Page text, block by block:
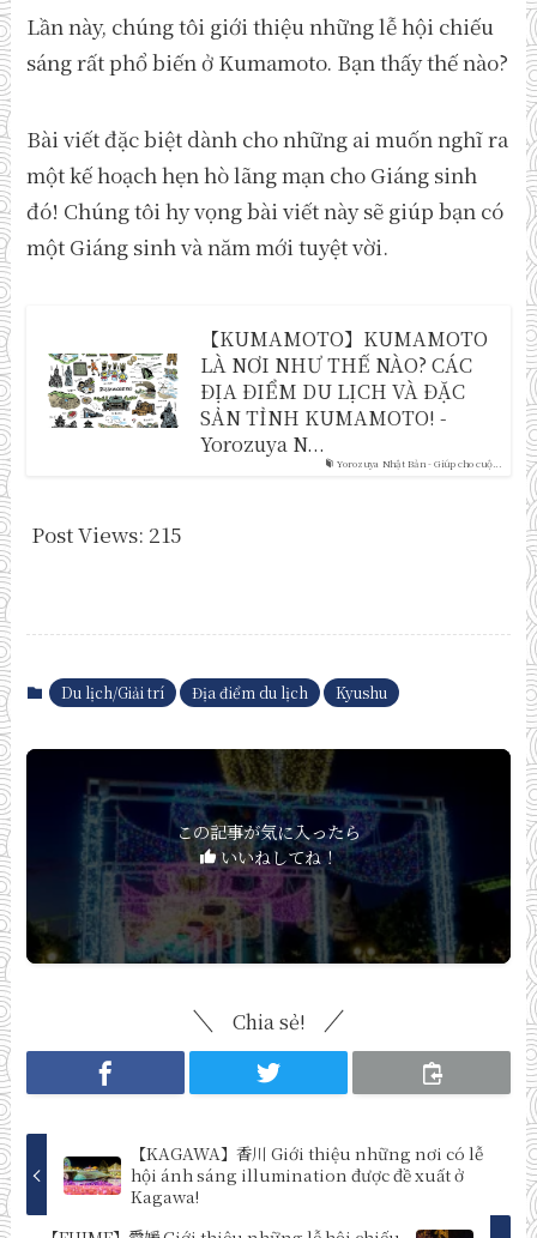
Lần này, chúng tôi giới thiệu những lễ hội chiếu
sáng rất phổ biến ở Kumamoto. Bạn thấy thế nào?
Bài viết đặc biệt dành cho những ai muốn nghĩ ra
một kế hoạch hẹn hò lãng mạn cho Giáng sinh
đó! Chúng tôi hy vọng bài viết này sẽ giúp bạn có
một Giáng sinh và năm mới tuyệt vời.
Yorozuya Nhật Bản - Giúp cho cuộ...
【KUMAMOTO】KUMAMOTO
LÀ NƠI NHƯ THẾ NÀO? CÁC
ĐỊA ĐIỂM DU LỊCH VÀ ĐẶC
SẢN TỈNH KUMAMOTO! -
Yorozuya N...
Post Views: 215
Du lịch/Giải trí Địa điểm du lịch Kyushu
この記事が気に入ったら
いいねしてね！
Chia sẻ!
【KAGAWA】香川 Giới thiệu những nơi có lễ
hội ánh sáng illumination được đề xuất ở
Kagawa!